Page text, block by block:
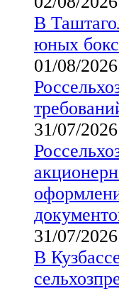
В
юных
01/08/
31/07/
31/07/
В